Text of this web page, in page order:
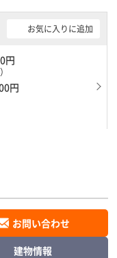
お気に入りに追加
円
円
お問い合わせ
建物情報